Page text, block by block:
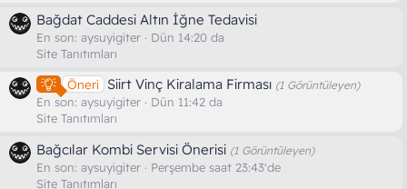
Bağdat Caddesi Altın İğne Tedavisi
En son: aysuyigiter
Dün 14:20 da
Site Tanıtımları
Öneri Siirt Vinç Kiralama Firması (1 Görüntüleyen)
En son: aysuyigiter
Dün 11:42 da
Site Tanıtımları
Bağcılar Kombi Servisi Önerisi (1 Görüntüleyen)
En son: aysuyigiter
Perşembe saat 23:43'de
Site Tanıtımları